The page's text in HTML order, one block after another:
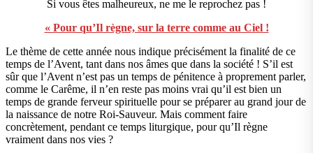
Si vous êtes malheureux, ne me le reprochez pas !
« Pour qu’Il règne, sur la terre comme au Ciel !
Le thème de cette année nous indique précisément la finalité de ce
temps de l’Avent, tant dans nos âmes que dans la société ! S’il est
sûr que l’Avent n’est pas un temps de pénitence à proprement parler,
comme le Carême, il n’en reste pas moins vrai qu’il est bien un
temps de grande ferveur spirituelle pour se préparer au grand jour de
la naissance de notre Roi-Sauveur. Mais comment faire
concrètement, pendant ce temps liturgique, pour qu’Il règne
vraiment dans nos vies ?